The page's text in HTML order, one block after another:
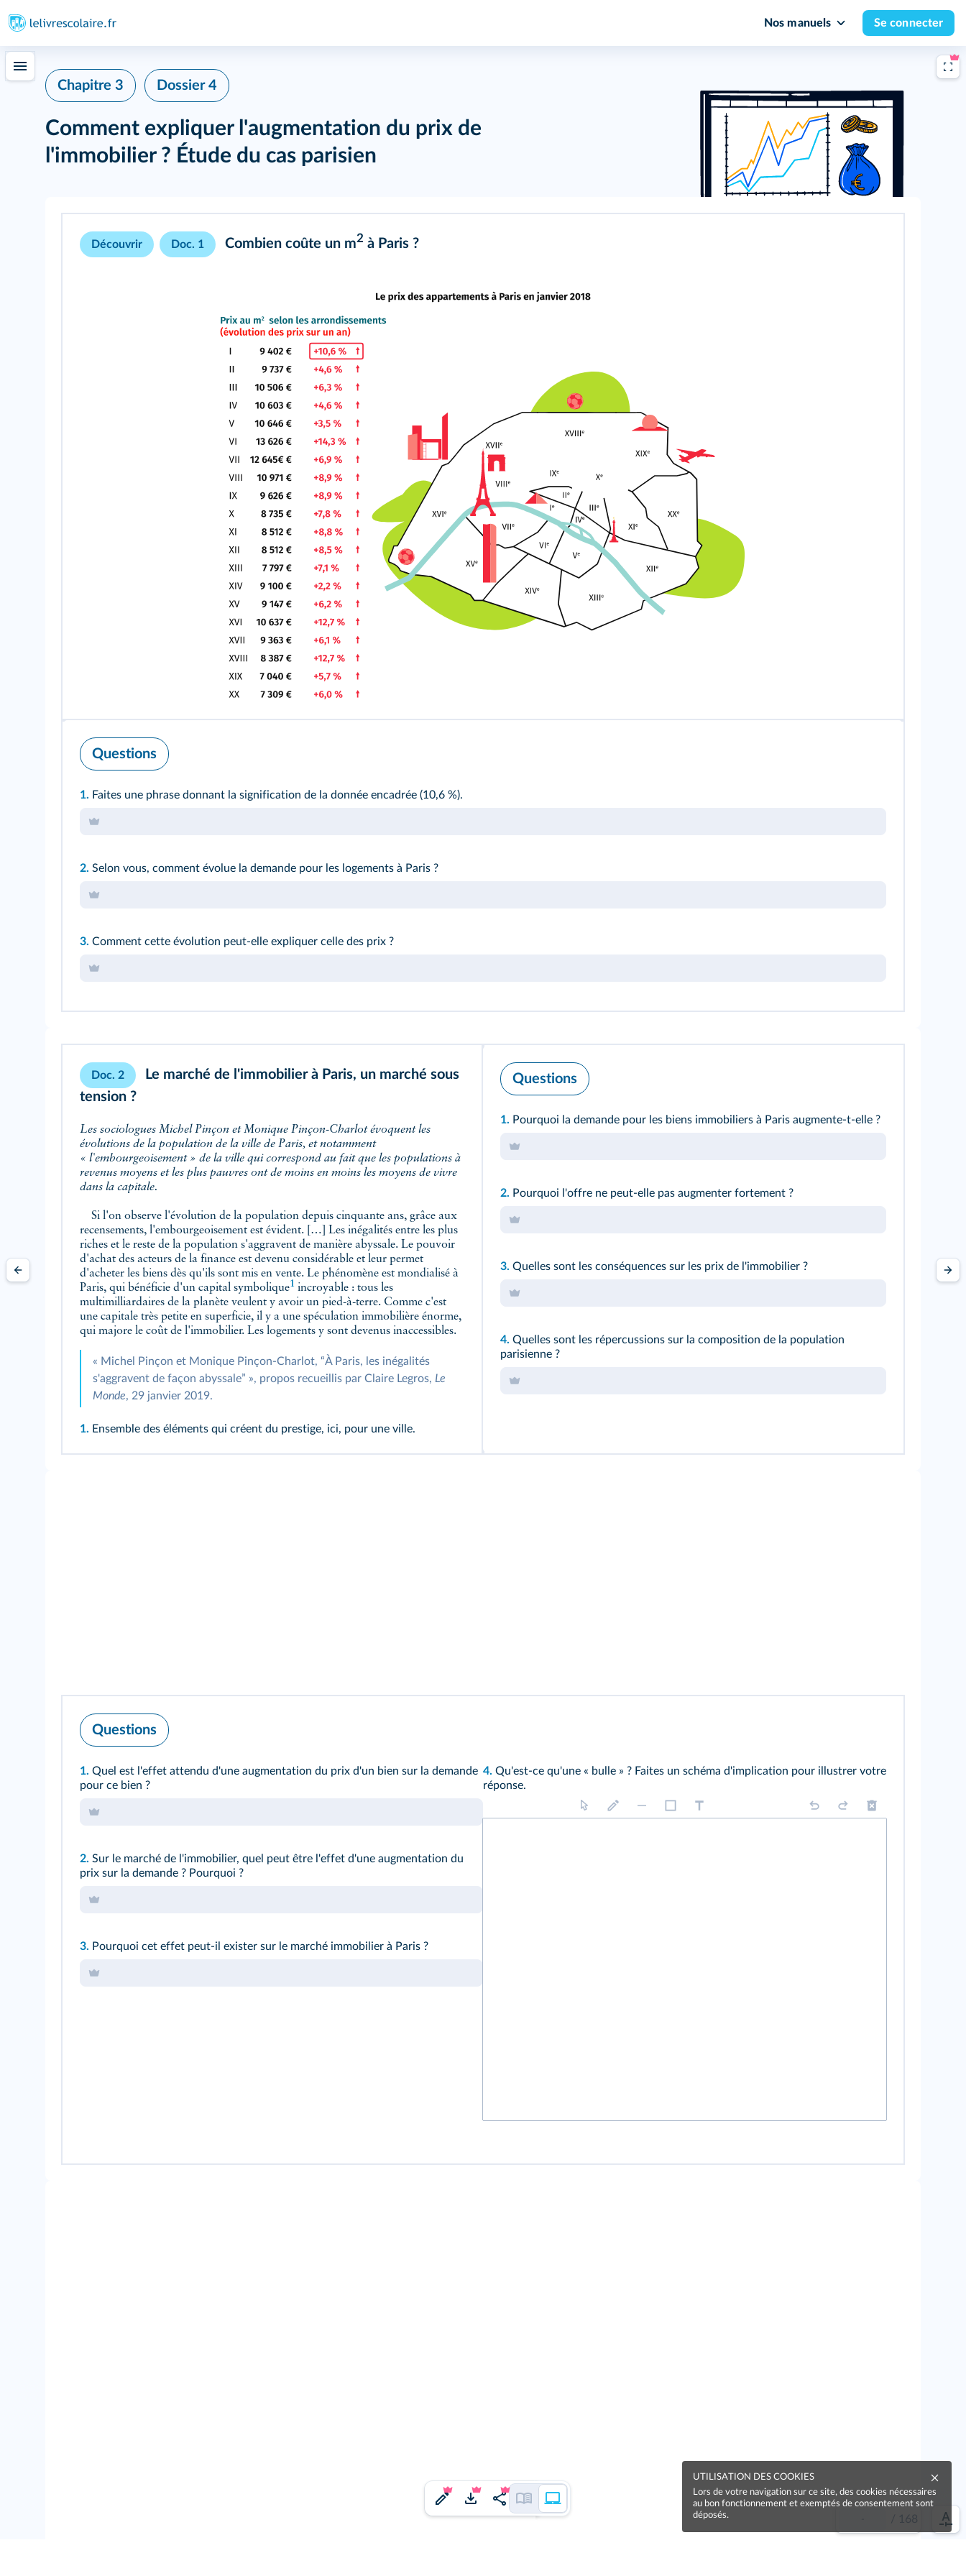
Nos manuels Se connecter
/ 168
Chapitre 3 Dossier 4
Comment expliquer l'augmentation du prix de
l'immobilier ? Étude du cas parisien
Découvrir Doc. 1 Combien coûte un m2 à Paris ?
Questions
1. Faites une phrase donnant la signification de la donnée encadrée (10,6 %).
2. Selon vous, comment évolue la demande pour les logements à Paris ?
3. Comment cette évolution peut-elle expliquer celle des prix ?
Doc. 2
Le marché de l'immobilier à Paris, un marché sous
tension ?
Les sociologues Michel Pinçon et Monique Pinçon-Charlot évoquent les
évolutions de la population de la ville de Paris, et notamment
« l'embourgeoisement » de la ville qui correspond au fait que les populations à
revenus moyens et les plus pauvres ont de moins en moins les moyens de vivre
dans la capitale.
Si l'on observe l'évolution de la population depuis cinquante ans, grâce aux
recensements, l'embourgeoisement est évident. […] Les inégalités entre les plus
riches et le reste de la population s'aggravent de manière abyssale. Le pouvoir
d'achat des acteurs de la finance est devenu considérable et leur permet
d'acheter les biens dès qu'ils sont mis en vente. Le phénomène est mondialisé à
Paris, qui bénéficie d'un capital symbolique1
incroyable : tous les
multimilliardaires de la planète veulent y avoir un pied-à-terre. Comme c'est
une capitale très petite en superficie, il y a une spéculation immobilière énorme,
qui majore le coût de l'immobilier. Les logements y sont devenus inaccessibles.
« Michel Pinçon et Monique Pinçon-Charlot, “À Paris, les inégalités
s'aggravent de façon abyssale” », propos recueillis par Claire Legros, Le
Monde, 29 janvier 2019.
1. Ensemble des éléments qui créent du prestige, ici, pour une ville.
Questions
1. Pourquoi la demande pour les biens immobiliers à Paris augmente-t-elle ?
2. Pourquoi l'offre ne peut-elle pas augmenter fortement ?
3. Quelles sont les conséquences sur les prix de l'immobilier ?
4. Quelles sont les répercussions sur la composition de la population
parisienne ?
Questions
1. Quel est l'effet attendu d'une augmentation du prix d'un bien sur la demande
pour ce bien ?
2. Sur le marché de l'immobilier, quel peut être l'effet d'une augmentation du
prix sur la demande ? Pourquoi ?
3. Pourquoi cet effet peut-il exister sur le marché immobilier à Paris ?
4. Qu'est-ce qu'une « bulle » ? Faites un schéma d'implication pour illustrer votre
réponse.
UTILISATION DES COOKIES
Lors de votre navigation sur ce site, des cookies nécessaires
au bon fonctionnement et exemptés de consentement sont
déposés.